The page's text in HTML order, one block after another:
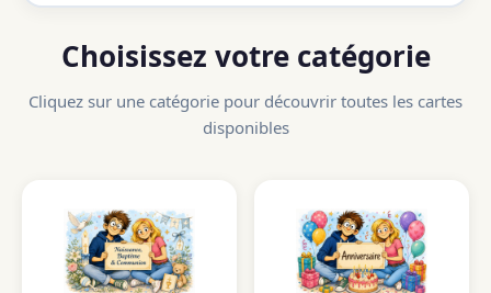
Choisissez votre catégorie
Cliquez sur une catégorie pour découvrir toutes les cartes
disponibles